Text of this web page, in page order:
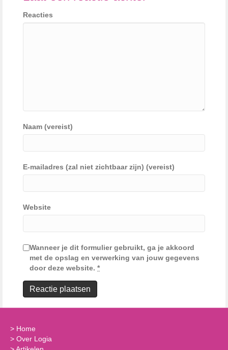
Reacties
Naam (vereist)
E-mailadres (zal niet zichtbaar zijn) (vereist)
Website
Wanneer je dit formulier gebruikt, ga je akkoord
met de opslag en verwerking van jouw gegevens
door deze website. *
> Home
> Over Logia